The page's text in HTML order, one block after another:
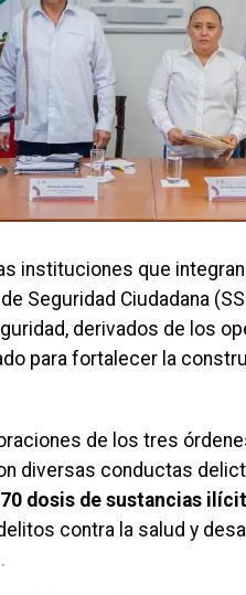
instituciones que
Seguridad Ciudadana
derivados de los
para fortalecer la
de los tres
diversas conductas
dosis de sustancias
contra la salud y